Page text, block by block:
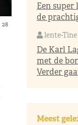
28
Een
de
lente-Tine
De Karl
met de
Verder
Meest